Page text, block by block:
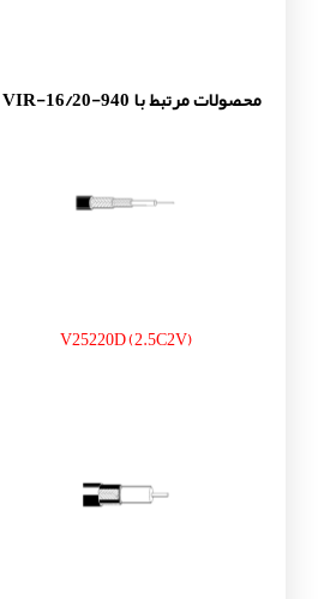
محصولات مرتبط با VIR-16/20-940
V25220D (2.5C2V)